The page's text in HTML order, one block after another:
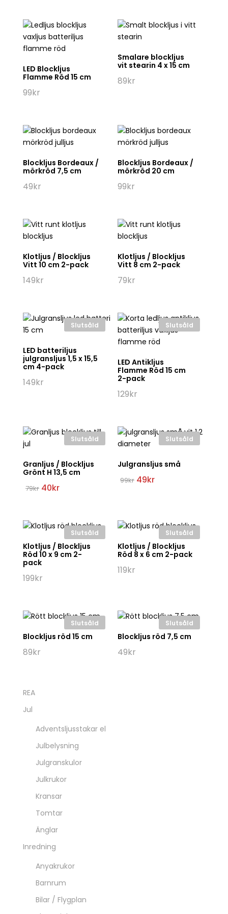
69kr. 35kr.
LED Blockljus
Flamme Röd 15 cm
99kr
Smalare blockljus
vit stearin 4 x 15 cm
89kr
Blockljus Bordeaux /
mörkröd 7,5 cm
49kr
Blockljus Bordeaux /
mörkröd 20 cm
99kr
Klotljus / Blockljus
Vitt 10 cm 2-pack
149kr
Klotljus / Blockljus
Vitt 8 cm 2-pack
79kr
Slutsåld
LED batteriljus
julgransljus 1,5 x 15,5
cm 4-pack
149kr
Slutsåld
LED Antikljus
Flamme Röd 15 cm
2-pack
129kr
Slutsåld
Granljus / Blockljus
Grönt H 13,5 cm
79kr Det
79kr.
40krDet
40kr.
Slutsåld
Julgransljus små
99kr Det
49krDet
Slutsåld
Klotljus / Blockljus
Röd 10 x 9 cm 2-
pack
199kr
Slutsåld
Klotljus / Blockljus
Röd 8 x 6 cm 2-pack
119kr
Slutsåld
Blockljus röd 15 cm
89kr
Slutsåld
Blockljus röd 7,5 cm
49kr
REA
Jul
Adventsljusstakar el
Julbelysning
Julgranskulor
Julkrukor
Kransar
Tomtar
Änglar
Inredning
Anyakrukor
Barnrum
Bilar / Flygplan